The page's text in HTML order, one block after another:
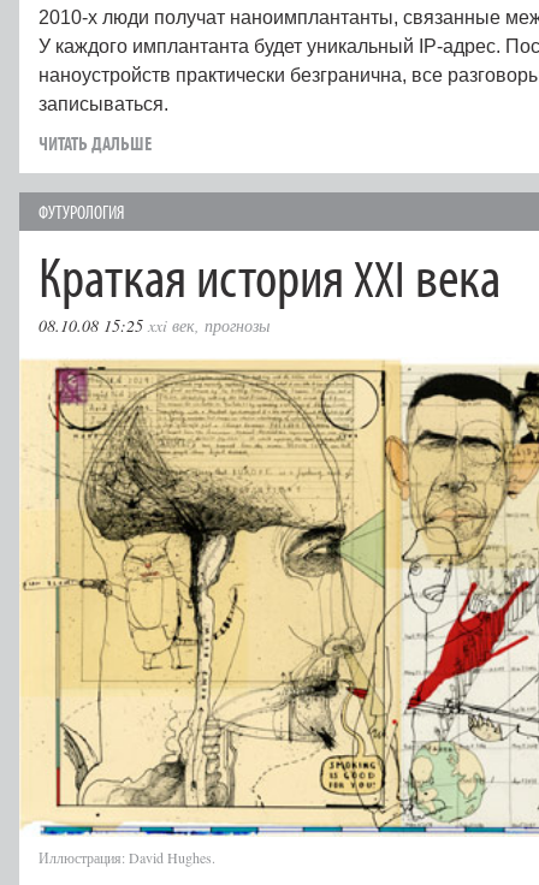
2010‑х люди получат наноимплантанты, связанные
У каждого имплантанта будет уникальный IP-адрес.
наноустройств практически безгранична, все
записываться.
ЧИТАТЬ ДАЛЬШЕ
ФУТУРОЛОГИЯ
Краткая история XXI века
08.10.08 15:25 xxi век прогнозы
Иллюстрация: David Hughes.